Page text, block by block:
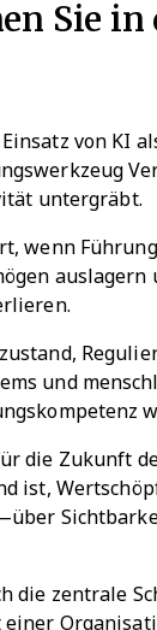
Sie in
von KI
untergräbt.
wenn
auslagern
und
die Zukunft
ist,
die zentrale
einer